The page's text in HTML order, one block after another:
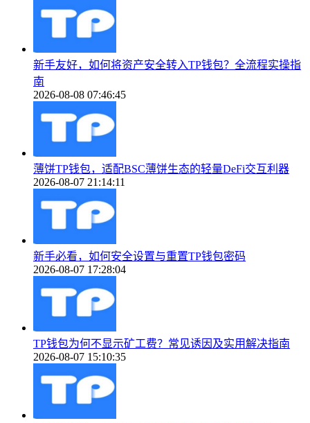
新手友好，如何将资产安全转入TP钱包？全流程实操指
南
2026-08-08 07:46:45
薄饼TP钱包，适配BSC薄饼生态的轻量DeFi交互利器
2026-08-07 21:14:11
新手必看，如何安全设置与重置TP钱包密码
2026-08-07 17:28:04
TP钱包为何不显示矿工费？常见诱因及实用解决指南
2026-08-07 15:10:35